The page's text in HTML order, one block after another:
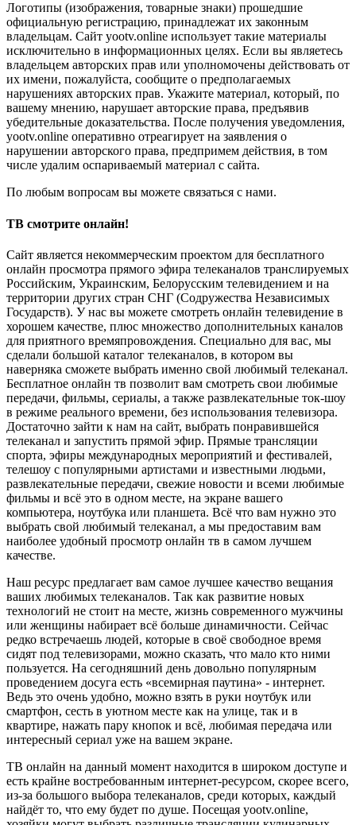
Логотипы (изображения, товарные знаки) прошедшие
официальную регистрацию, принадлежат их законным
владельцам. Сайт yootv.online использует такие материалы
исключительно в информационных целях. Если вы являетесь
владельцем авторских прав или уполномочены действовать от
их имени, пожалуйста, сообщите о предполагаемых
нарушениях авторских прав. Укажите материал, который, по
вашему мнению, нарушает авторские права, предъявив
убедительные доказательства. После получения уведомления,
yootv.online оперативно отреагирует на заявления о
нарушении авторского права, предпримем действия, в том
числе удалим оспариваемый материал с сайта.
По любым вопросам вы можете связаться с нами.
ТВ смотрите онлайн!
Сайт является некоммерческим проектом для бесплатного
онлайн просмотра прямого эфира телеканалов транслируемых
Российским, Украинским, Белорусским телевидением и на
территории других стран СНГ (Содружества Независимых
Государств). У нас вы можете смотреть онлайн телевидение в
хорошем качестве, плюс множество дополнительных каналов
для приятного времяпровождения. Специально для вас, мы
сделали большой каталог телеканалов, в котором вы
наверняка сможете выбрать именно свой любимый телеканал.
Бесплатное онлайн тв позволит вам смотреть свои любимые
передачи, фильмы, сериалы, а также развлекательные ток-шоу
в режиме реального времени, без использования телевизора.
Достаточно зайти к нам на сайт, выбрать понравившейся
телеканал и запустить прямой эфир. Прямые трансляции
спорта, эфиры международных мероприятий и фестивалей,
телешоу с популярными артистами и известными людьми,
развлекательные передачи, свежие новости и всеми любимые
фильмы и всё это в одном месте, на экране вашего
компьютера, ноутбука или планшета. Всё что вам нужно это
выбрать свой любимый телеканал, а мы предоставим вам
наиболее удобный просмотр онлайн тв в самом лучшем
качестве.
Наш ресурс предлагает вам самое лучшее качество вещания
ваших любимых телеканалов. Так как развитие новых
технологий не стоит на месте, жизнь современного мужчины
или женщины набирает всё больше динамичности. Сейчас
редко встречаешь людей, которые в своё свободное время
сидят под телевизорами, можно сказать, что мало кто ними
пользуется. На сегодняшний день довольно популярным
проведением досуга есть «всемирная паутина» - интернет.
Ведь это очень удобно, можно взять в руки ноутбук или
смартфон, сесть в уютном месте как на улице, так и в
квартире, нажать пару кнопок и всё, любимая передача или
интересный сериал уже на вашем экране.
ТВ онлайн на данный момент находится в широком доступе и
есть крайне востребованным интернет-ресурсом, скорее всего,
из-за большого выбора телеканалов, среди которых, каждый
найдёт то, что ему будет по душе. Посещая yootv.online,